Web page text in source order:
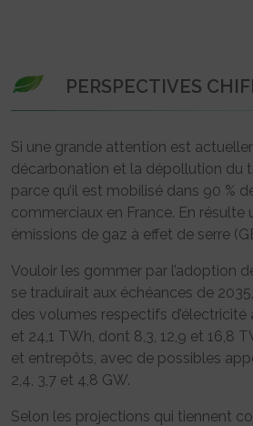
PERSPECTIVES
Si une grande attention est
décarbonation et la dépollution du
parce qu’il est mobilisé dans 90 %
commerciaux en France. En résulte
émissions de gaz à effet de serre
Vouloir les gommer par l’adoption
se traduirait aux échéances de
des volumes respectifs d’électricité
et 24,1 TWh, dont 8,3, 12,9 et 16,8
et entrepôts, avec de possibles
2,4, 3,7 et 4,8 GW.
Selon les projections qui tiennent